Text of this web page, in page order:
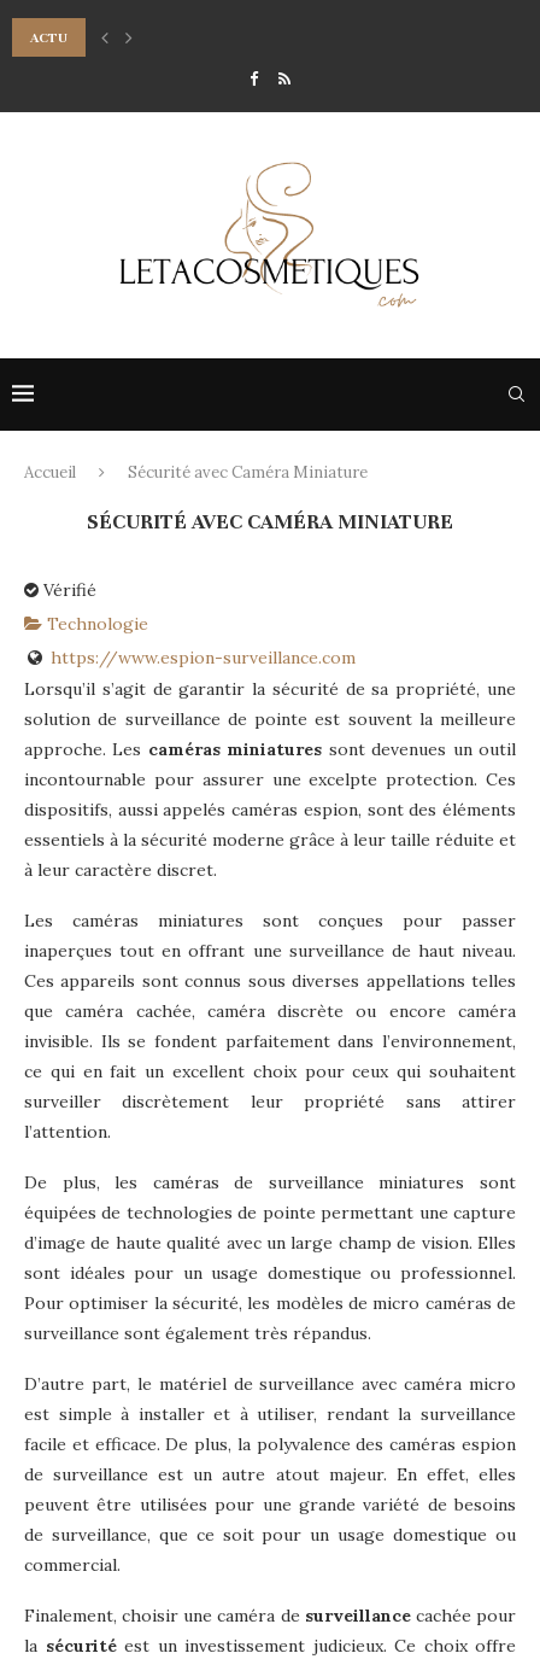
ACTU
7 CONSEILS POUR RÉUSSIR SON MAQUILLAGE DE SOIRÉE LUMINEUX
Accueil Sécurité avec Caméra Miniature
SÉCURITÉ AVEC CAMÉRA MINIATURE
Vérifié
Technologie
https://www.espion-surveillance.com
Lorsqu’il s’agit de garantir la sécurité de sa propriété, une
solution de surveillance de pointe est souvent la meilleure
approche. Les caméras miniatures sont devenues un outil
incontournable pour assurer une excelpte protection. Ces
dispositifs, aussi appelés caméras espion, sont des éléments
essentiels à la sécurité moderne grâce à leur taille réduite et
à leur caractère discret.
Les caméras miniatures sont conçues pour passer
inaperçues tout en offrant une surveillance de haut niveau.
Ces appareils sont connus sous diverses appellations telles
que caméra cachée, caméra discrète ou encore caméra
invisible. Ils se fondent parfaitement dans l’environnement,
ce qui en fait un excellent choix pour ceux qui souhaitent
surveiller discrètement leur propriété sans attirer
l’attention.
De plus, les caméras de surveillance miniatures sont
équipées de technologies de pointe permettant une capture
d’image de haute qualité avec un large champ de vision. Elles
sont idéales pour un usage domestique ou professionnel.
Pour optimiser la sécurité, les modèles de micro caméras de
surveillance sont également très répandus.
D’autre part, le matériel de surveillance avec caméra micro
est simple à installer et à utiliser, rendant la surveillance
facile et efficace. De plus, la polyvalence des caméras espion
de surveillance est un autre atout majeur. En effet, elles
peuvent être utilisées pour une grande variété de besoins
de surveillance, que ce soit pour un usage domestique ou
commercial.
Finalement, choisir une caméra de surveillancecachée pour
la sécuritéest un investissement judicieux. Ce choix offre